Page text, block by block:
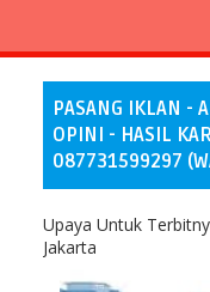
PASANG IKLAN -
OPINI - HASIL
087731599297
Upaya Untuk
Jakarta